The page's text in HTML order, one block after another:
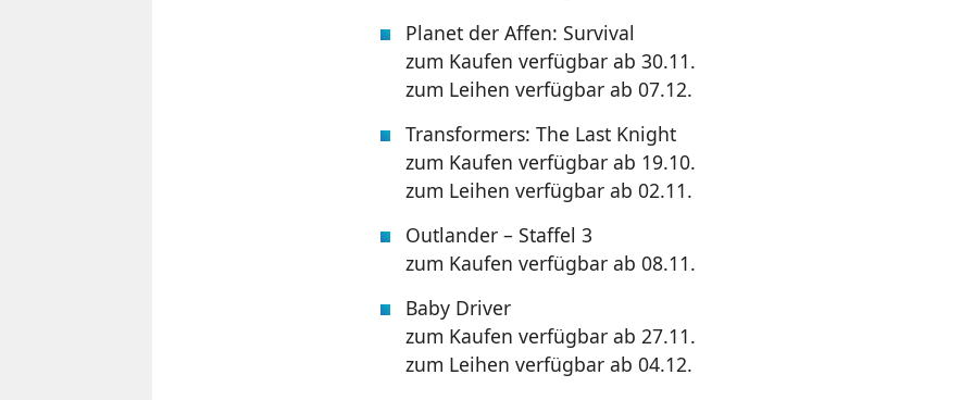
Planet der Affen: Survival
zum Kaufen verfügbar ab 30.11.
zum Leihen verfügbar ab 07.12.
Transformers: The Last Knight
zum Kaufen verfügbar ab 19.10.
zum Leihen verfügbar ab 02.11.
Outlander – Staffel 3
zum Kaufen verfügbar ab 08.11.
Baby Driver
zum Kaufen verfügbar ab 27.11.
zum Leihen verfügbar ab 04.12.